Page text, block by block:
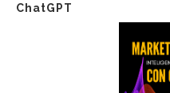
ChatGPT